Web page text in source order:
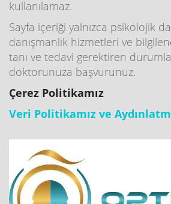
kullanılamaz.
Sayfa içeriği yalnızca psikolojik
danışmanlık hizmetleri ve
tanı ve tedavi gerektiren
doktorunuza başvurunuz.
Çerez Politikamız
Veri Politikamız ve